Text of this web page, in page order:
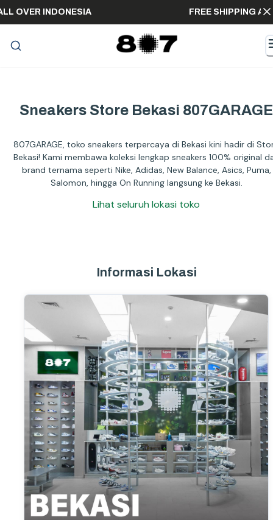
ALL OVER INDONESIA FREE
Sneakers Store Bekasi 807GARAGE
807GARAGE, toko sneakers terpercaya di Bekasi kini hadir di
Bekasi! Kami membawa koleksi lengkap sneakers 100% original
brand ternama seperti Nike, Adidas, New Balance, Asics, Puma,
Salomon, hingga On Running langsung ke Bekasi.
Lihat seluruh lokasi toko
Informasi Lokasi